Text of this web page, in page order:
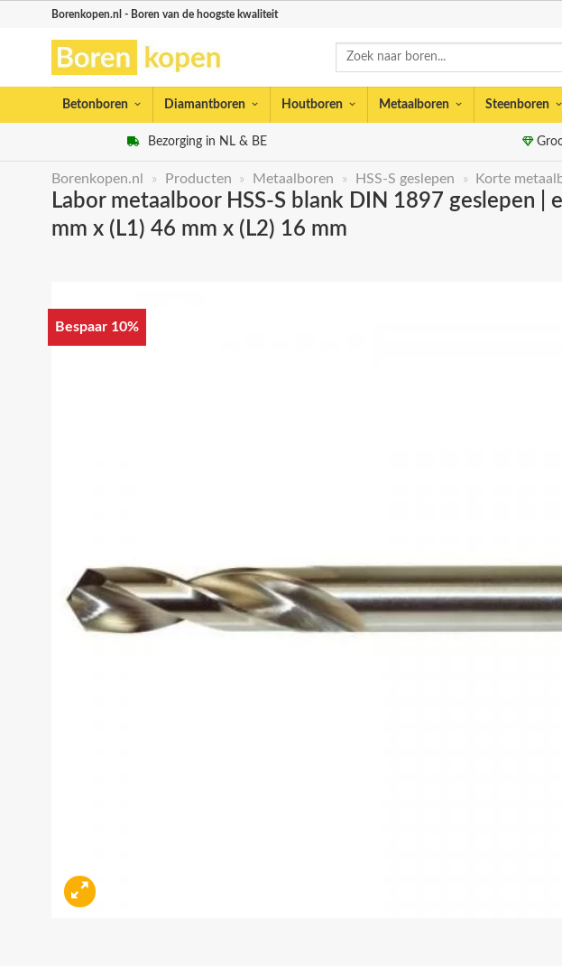
Borenkopen.nl - Boren van de hoogste kwaliteit
Zoeken
Betonboren Diamantboren Houtboren Metaalboren Steenboren
Bezorging in NL & BE
Borenkopen.nl » Producten » Metaalboren » HSS-S geslepen » Korte
Labor metaalboor HSS-S blank DIN 1897 geslepen
mm x (L1) 46 mm x (L2) 16 mm
Bespaar 10%